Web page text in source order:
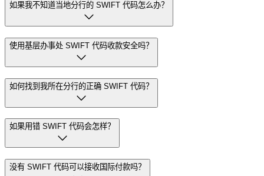
如果我不知道当地分行的 SWIFT 代码怎么办？
使用基层办事处 SWIFT 代码收款安全吗？
如何找到我所在分行的正确 SWIFT 代码？
如果用错 SWIFT 代码会怎样？
没有 SWIFT 代码可以接收国际付款吗？